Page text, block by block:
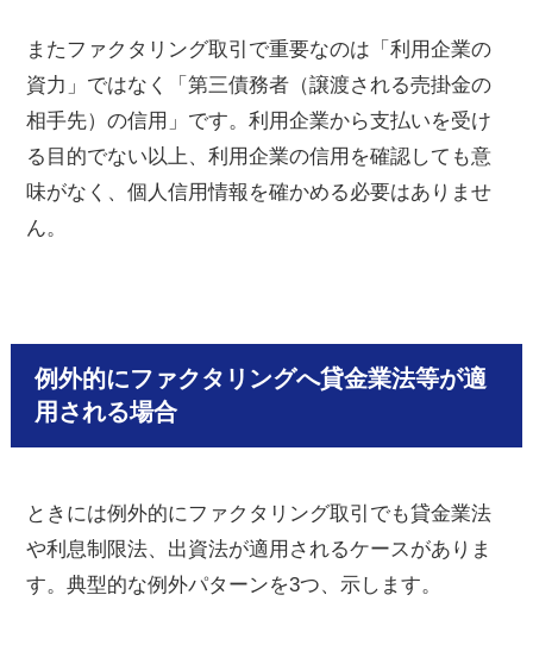
またファクタリング取引で重要なのは「利用企業の
資力」ではなく「第三債務者（譲渡される売掛金の
相手先）の信用」です。利用企業から支払いを受け
る目的でない以上、利用企業の信用を確認しても意
味がなく、個人信用情報を確かめる必要はありませ
ん。
例外的にファクタリングへ貸金業法等が適
用される場合
ときには例外的にファクタリング取引でも貸金業法
や利息制限法、出資法が適用されるケースがありま
す。典型的な例外パターンを3つ、示します。